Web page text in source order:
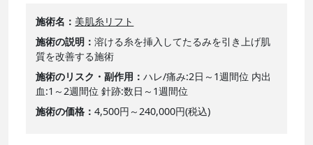
施術名
美肌糸リフト
施術の説明
溶ける糸を挿入してたるみを引き上げ肌
質を改善する施術
施術のリスク・副作用
ハレ/痛み:2日～1週間位 内出
血:1～2週間位 針跡:数日～1週間位
施術の価格
4,500円～240,000円(税込)